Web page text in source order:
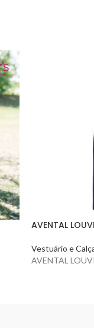
AVENTAL
Vestuário e
AVENTAL